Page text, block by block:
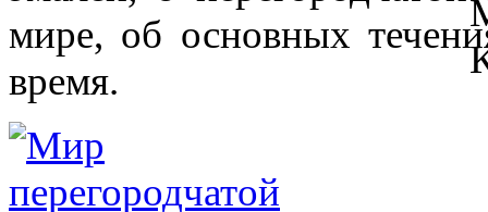
мире, об основных
время.